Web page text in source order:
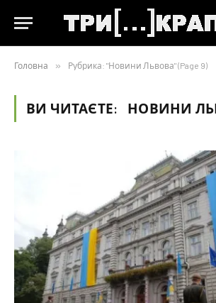
Головна » Рубрика: "Новини Львова" (Page 9)
ВИ ЧИТАЄТЕ: НОВИНИ